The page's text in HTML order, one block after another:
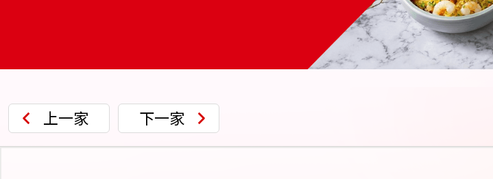
上一家 下一家